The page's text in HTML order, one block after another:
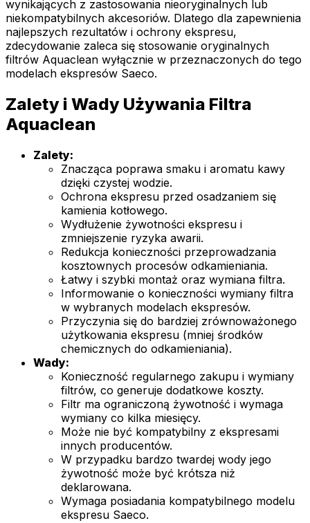
wynikających z zastosowania nieoryginalnych lub
niekompatybilnych akcesoriów. Dlatego dla zapewnienia
najlepszych rezultatów i ochrony ekspresu,
zdecydowanie zaleca się stosowanie oryginalnych
filtrów Aquaclean wyłącznie w przeznaczonych do tego
modelach ekspresów Saeco.
Zalety i Wady Używania Filtra
Aquaclean
Zalety:
Znacząca poprawa smaku i aromatu kawy
dzięki czystej wodzie.
Ochrona ekspresu przed osadzaniem się
kamienia kotłowego.
Wydłużenie żywotności ekspresu i
zmniejszenie ryzyka awarii.
Redukcja konieczności przeprowadzania
kosztownych procesów odkamieniania.
Łatwy i szybki montaż oraz wymiana filtra.
Informowanie o konieczności wymiany filtra
w wybranych modelach ekspresów.
Przyczynia się do bardziej zrównoważonego
użytkowania ekspresu (mniej środków
chemicznych do odkamieniania).
Wady:
Konieczność regularnego zakupu i wymiany
filtrów, co generuje dodatkowe koszty.
Filtr ma ograniczoną żywotność i wymaga
wymiany co kilka miesięcy.
Może nie być kompatybilny z ekspresami
innych producentów.
W przypadku bardzo twardej wody jego
żywotność może być krótsza niż
deklarowana.
Wymaga posiadania kompatybilnego modelu
ekspresu Saeco.